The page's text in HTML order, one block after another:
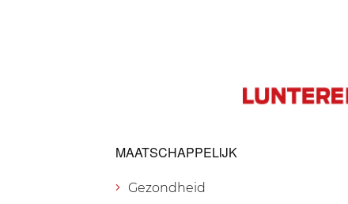
MAATSCHAPPELIJK
Gezondheid